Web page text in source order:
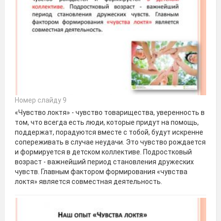
Номер слайду 9
«Чувство локтя» - чувство товарищества, уверенность в
том, что всегда есть люди, которые придут на помощь,
поддержат, порадуются вместе с тобой, будут искренне
сопереживать в случае неудачи. Это чувство рождается
и формируется в детском коллективе. Подростковый
возраст - важнейший период становления дружеских
чувств. Главным фактором формирования «чувства
локтя» является совместная деятельность.